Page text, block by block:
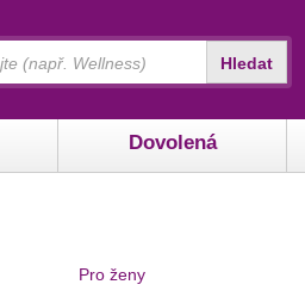
Dovolená
Hledat
Pro ženy